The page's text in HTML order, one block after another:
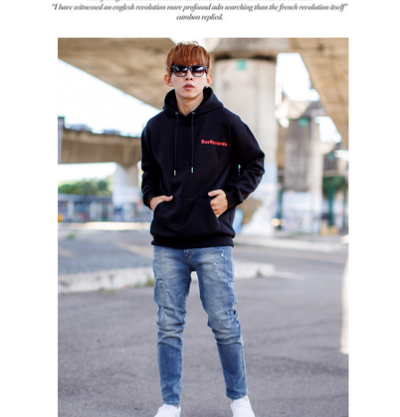
「AFTEE先享後付」，若未經同意申辦者引起之損失，本公司不負相關責
４．使用「AFTEE先享後付」時，將依據個別帳號之用戶狀況，依本公司即
時審查核予不同之上限額度；若仍有額度不足之情形，本公司將視審查結果
請求用戶進行身份認證。
５．嚴禁一人註冊多個帳號或使用他人資訊註冊。若發現惡意使用之情形，
恩沛科技股份有限公司將有權停止該用戶之使用額度並採取法律行動。